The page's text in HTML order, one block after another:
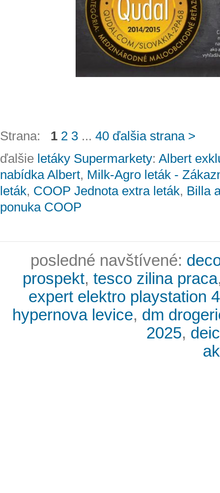
Strana: 1 2 3 ... 40 ďalšia strana >
ďalšie letáky Supermarkety: Albert
nabídka Albert, Milk-Agro leták -
leták, COOP Jednota extra leták, Billa
ponuka COOP
posledné navštívené:
prospekt, tesco zilina praca
expert elektro playstation 4
hypernova levice, dm
2025,